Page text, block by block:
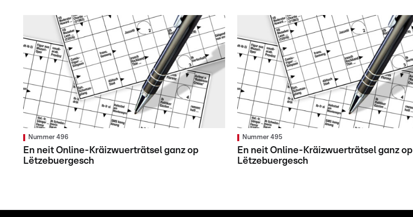
Nummer 496
En neit Online-Kräizwuerträtsel ganz op
Lëtzebuergesch
Nummer 495
En neit Online-Kräizwuerträtsel ganz op
Lëtzebuergesch